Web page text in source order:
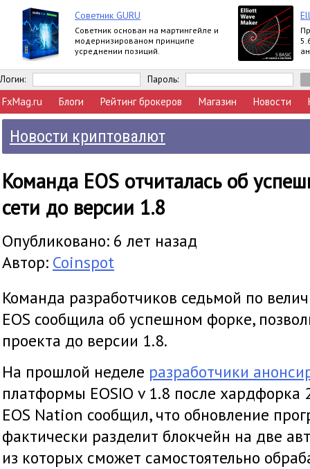
Советник GURU
Советник основан на мартингейле и
модернизированом принципе
усреднении позиций.
Логин: Пароль:
FxMag.ru Блоги Рейтинг брокеров Магазин Новости
Новости криптовалют
Команда EOS отчиталась об
сети до версии 1.8
Опубликовано: 6 лет назад
Автор: Coinspot
Команда разработчиков седьмой по
EOS сообщила об успешном форке,
проекта до версии 1.8.
На прошлой неделе разработчики
платформы EOSIO v 1.8 после хардфорка
EOS Nation сообщил, что обновление
фактически разделит блокчейн на две
из которых сможет самостоятельно